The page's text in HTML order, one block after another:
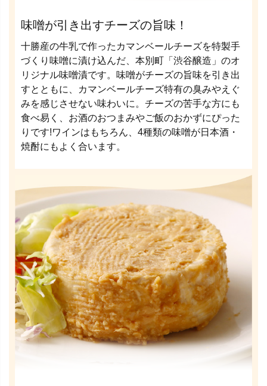
味噌が引き出すチーズの旨味！
十勝産の牛乳で作ったカマンベールチーズを特製手
づくり味噌に漬け込んだ、本別町「渋谷醸造」のオ
リジナル味噌漬です。味噌がチーズの旨味を引き出
すとともに、カマンベールチーズ特有の臭みやえぐ
みを感じさせない味わいに。チーズの苦手な方にも
食べ易く、お酒のおつまみやご飯のおかずにぴった
りです!ワインはもちろん、4種類の味噌が日本酒・
焼酎にもよく合います。